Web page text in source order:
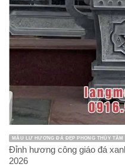
MẪU LƯ HƯƠNG ĐÁ ĐẸP PHONG THỦY
Đỉnh hương công giáo đá
2026